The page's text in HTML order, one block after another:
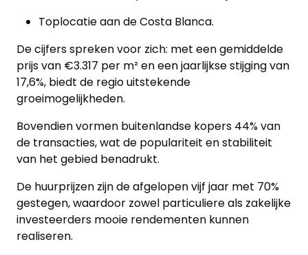
Toplocatie aan de Costa Blanca.
De cijfers spreken voor zich: met een gemiddelde
prijs van €3.317 per m² en een jaarlijkse stijging van
17,6%, biedt de regio uitstekende
groeimogelijkheden.
Bovendien vormen buitenlandse kopers 44% van
de transacties, wat de populariteit en stabiliteit
van het gebied benadrukt.
De huurprijzen zijn de afgelopen vijf jaar met 70%
gestegen, waardoor zowel particuliere als zakelijke
investeerders mooie rendementen kunnen
realiseren.